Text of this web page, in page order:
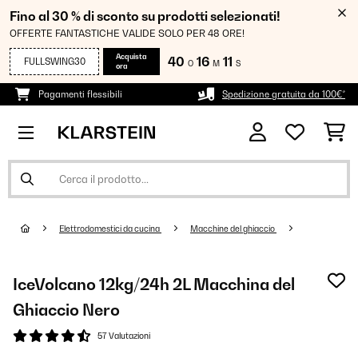
Fino al 30 % di sconto su prodotti selezionati!
OFFERTE FANTASTICHE VALIDE SOLO PER 48 ORE!
FULLSWING30
Acquista
ora
40 O 16 M 10 S
Pagamenti flessibili Spedizione gratuita da 100€*
Elettrodomestici da cucina Macchine del ghiaccio
IceVolcano 12kg/24h 2L Macchina del
Ghiaccio​ Nero
57 Valutazioni